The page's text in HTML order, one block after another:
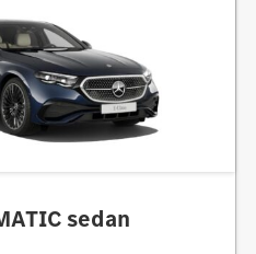
sedan